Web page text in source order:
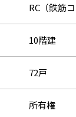
RC（鉄筋
10階建
72戸
所有権